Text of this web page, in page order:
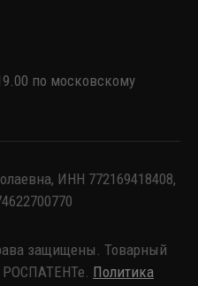
по московскому
ИНН 772169418408,
защищены. Товарный
РОСПАТЕНТе. Политика